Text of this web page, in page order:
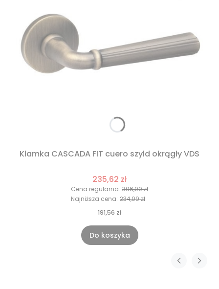
Klamka CASCADA FIT cuero szyld okrągły VDS
235,62 zł
Cena regularna: 306,00 zł
Najniższa cena: 234,09 zł
191,56 zł
Do koszyka